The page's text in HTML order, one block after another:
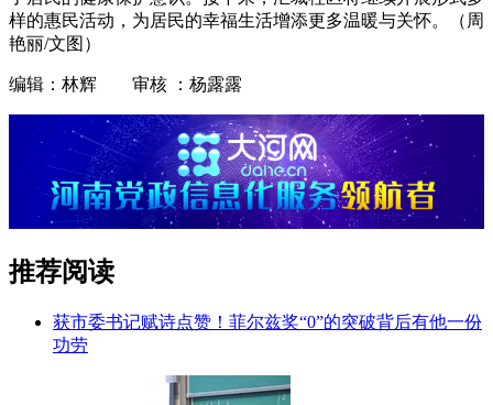
样的惠民活动，为居民的幸福生活增添更多温暖与关怀。（周
艳丽/文图）
编辑：林辉 审核 ：杨露露
推荐阅读
获市委书记赋诗点赞！菲尔兹奖“0”的突破背后有他一份
功劳